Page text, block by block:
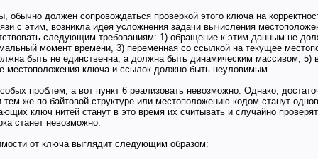
должен сопровождаться проверкой этого ключа на
с этим, возникла идея усложнения задачи вычисления
следующим требованиям: 1) обращение к этим данным не
момент времени, 3) переменная со ссылкой на текущее
быть не единственна, а должна быть динамическим массивом,
местоположения ключа и ссылок должно быть неуловимым.
проблем, а вот пункт 6 реализовать невозможно. Однако,
же по байтовой структуре или местоположению кодом станут
ключ нитей станут в это время их считывать и случайно
станет невозможно.
от ключа выглядит следующим образом: